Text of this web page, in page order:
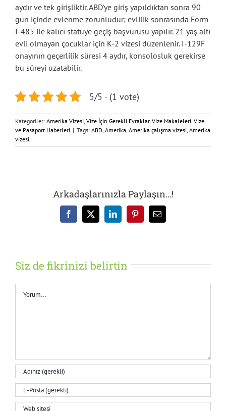
aydır ve tek girişliktir. ABD’ye giriş yapıldıktan sonra 90
gün içinde evlenme zorunludur; evlilik sonrasında Form
I-485 ile kalıcı statüye geçiş başvurusu yapılır. 21 yaş altı
evli olmayan çocuklar için K-2 vizesi düzenlenir. I-129F
onayının geçerlilik süresi 4 aydır, konsolosluk gerekirse
bu süreyi uzatabilir.
5/5 - (1 vote)
Kategoriler: Amerika Vizesi Vize İçin Gerekli Evraklar, Vize Makaleleri Vize
ve Pasaport Haberleri | Tags: ABD Amerika Amerika çalışma vizesi Amerika
vizesi
Arkadaşlarınızla Paylaşın...!
Facebook
X LinkedInPinterest
E-
posta
Siz de fikrinizi belirtin